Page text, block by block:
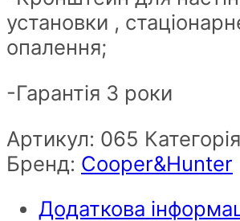
установки ,
опалення;
-Гарантія 3 роки
Артикул: 065
Бренд: Cooper&Hunter
Додаткова